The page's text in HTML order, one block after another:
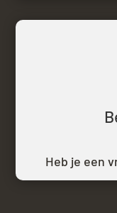
Heb je een